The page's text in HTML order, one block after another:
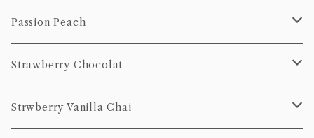
100g
20個Pack
50g
100g
10個Pack
20個Pack
茶葉
50g
100g
ティーバッグ
10個Pack
20個Pack
茶葉
50g
Passion Peach
ティーバッグ
10個pack
Strawberry Chocolat
ティーバッグ
Strwberry Vanilla Chai